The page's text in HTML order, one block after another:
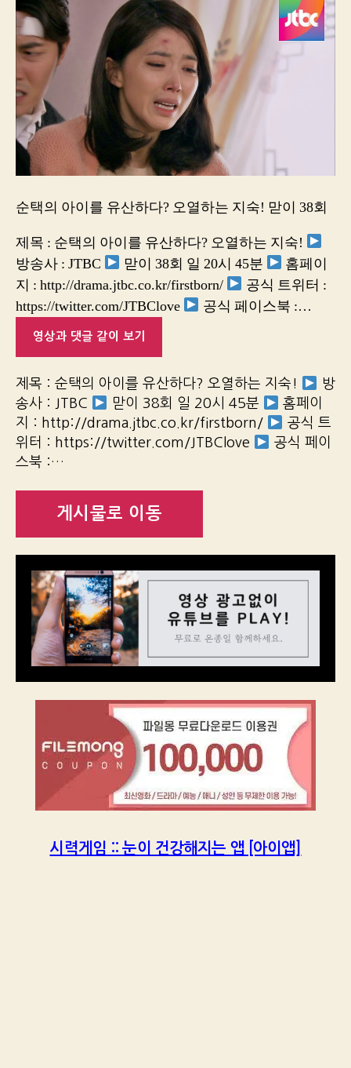
순택의 아이를 유산하다? 오열하는 지숙! 맏이 38회
제목 : 순택의 아이를 유산하다? 오열하는 지숙!
방송사 : JTBC
맏이 38회 일 20시 45분
홈페이
지 : http://drama.jtbc.co.kr/firstborn/
공식 트위터 :
https://twitter.com/JTBClove
공식 페이스북 :…
영상과 댓글 같이 보기
제목 : 순택의 아이를 유산하다? 오열하는 지숙!
방
송사 : JTBC
맏이 38회 일 20시 45분
홈페이
지 : http://drama.jtbc.co.kr/firstborn/
공식 트
위터 : https://twitter.com/JTBClove
공식 페이
스북 :…
게시물로 이동
시력게임 :: 눈이 건강해지는 앱 [아이앱]